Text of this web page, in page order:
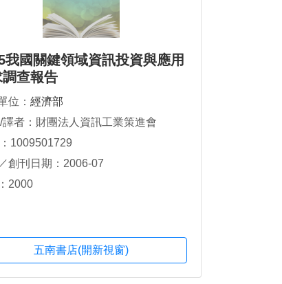
我國關鍵領域資訊投資與應用
調查報告
位： 經濟部
譯者：財團法人資訊工業策進會
1009501729
創刊日期：2006-07
2000
五南書店(開新視窗)